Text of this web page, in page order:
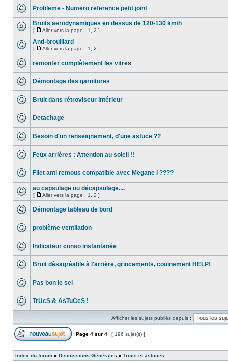
Probleme - Numero reference petit joint
Bruits aerodynamiques en dessus de 120-130 km/h
[ Aller vers la page : 1 2 ]
Anti-brouillard
[ Aller vers la page : 1 2 ]
remonter complètement les vitres
Démontage des garnitures
Bruit dans rétroviseur intérieur
Detachage
Besoin d'un renseignement, d'une astuce ??
Feux arrières : Attention au soleil !!
Filet anti remous compatible avec Megane I ????
au capsulage ou décapsulage....
[ Aller vers la page : 1 2 ]
Démontage tableau de bord
problème ventilation
Indicateur conso instantanée
Bruit désagréable à l'arrière, grincements, couïnement HELP!
Pas bon le sel
TrUcS & AsTuCeS !
Afficher les sujets publiés depuis :
Page 4 sur 4 [ 196 sujet(s) ]
Index du forum » Discussions Générales » Trucs et astuces